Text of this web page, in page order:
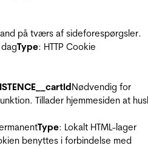
på tværs af sideforespørgsler.
Type: HTTP Cookie
Nødvendig for
Tillader hjemmesiden at
Type: Lokalt HTML-lager
benyttes i forbindelse med